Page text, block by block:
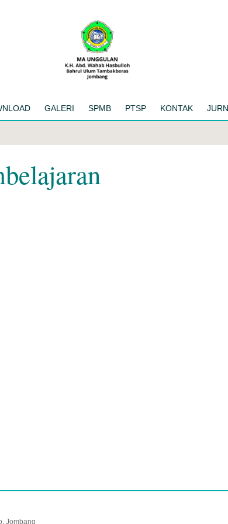
MA UNGGULAN K.H. ABD. WAHAB
GALERI SPMB PTSP KONTAK
Jombang